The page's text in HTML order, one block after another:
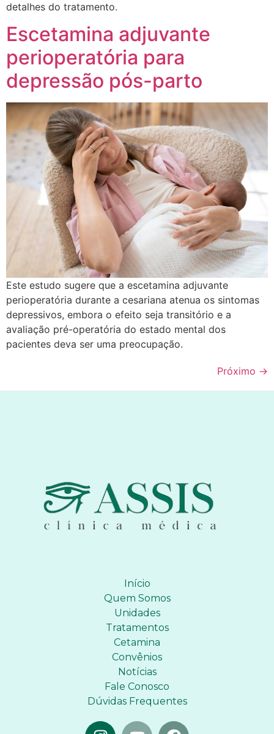
detalhes do tratamento.
Escetamina adjuvante
perioperatória para
depressão pós-parto
Este estudo sugere que a escetamina adjuvante
perioperatória durante a cesariana atenua os sintomas
depressivos, embora o efeito seja transitório e a
avaliação pré-operatória do estado mental dos
pacientes deva ser uma preocupação.
Próximo →
Início
Quem Somos
Unidades
Tratamentos
Cetamina
Convênios
Notícias
Fale Conosco
Dúvidas Frequentes